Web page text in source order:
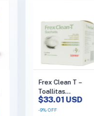
Frex Clean T –
Toallitas
Oftálmicas con Tea
Tree Oil
$33.01 USD
-9%OFF